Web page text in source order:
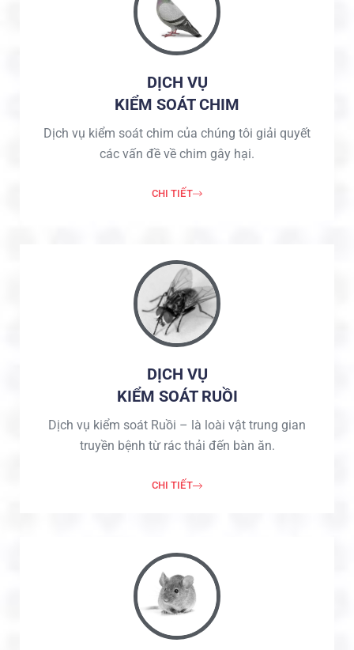
DỊCH VỤ
KIỂM SOÁT CHIM
Dịch vụ kiểm soát chim của chúng tôi giải quyết
các vấn đề về chim gây hại.
CHI TIẾT
DỊCH VỤ
KIỂM SOÁT RUỒI
Dịch vụ kiểm soát Ruồi – là loài vật trung gian
truyền bệnh từ rác thải đến bàn ăn.
CHI TIẾT